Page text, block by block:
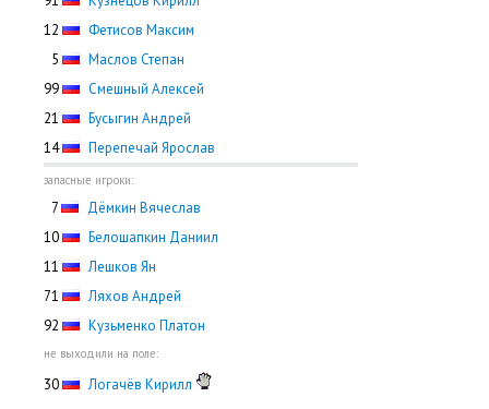
12
Фетисов Максим
5
Маслов Степан
99
Смешный Алексей
21
Бусыгин Андрей
14
Перепечай Ярослав
запасные игроки:
7
Дёмкин Вячеслав
10
Белошапкин Даниил
11
Лешков Ян
71
Ляхов Андрей
92
Кузьменко Платон
не выходили на поле:
30 Логачёв Кирилл